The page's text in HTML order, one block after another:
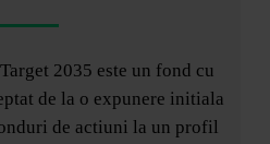
2035 este un fond cu
de la o expunere initiala
de actiuni la un profil